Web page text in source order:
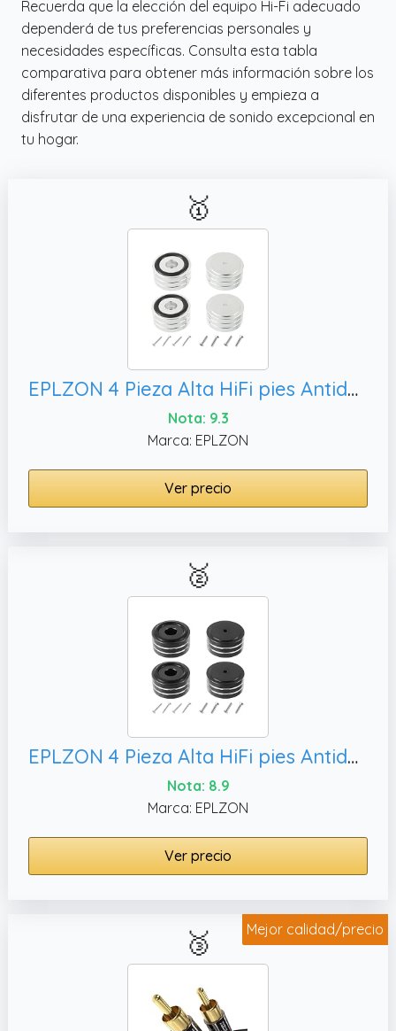
Recuerda que la elección del equipo Hi-Fi adecuado
dependerá de tus preferencias personales y
necesidades específicas. Consulta esta tabla
comparativa para obtener más información sobre los
diferentes productos disponibles y empieza a
disfrutar de una experiencia de sonido excepcional en
tu hogar.
🥇
EPLZON 4 Pieza Alta HiFi pies Antideslizante amortiguadores Base para Equipo de música, Plata)
Nota: 9.3
Marca: EPLZON
Ver precio
🥈
EPLZON 4 Pieza Alta HiFi pies Antideslizante amortiguadores Base para Equipo de música, Negro)
Nota: 8.9
Marca: EPLZON
Ver precio
Mejor calidad/precio
🥉